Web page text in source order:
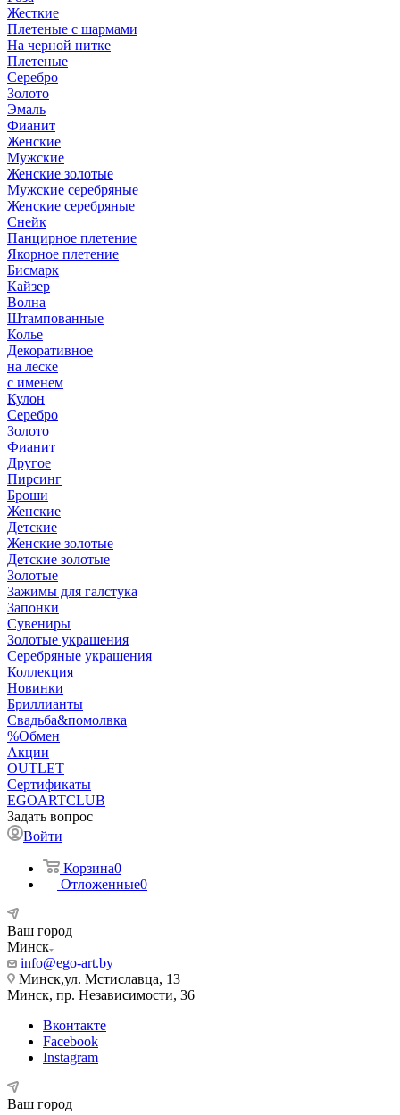
Жесткие
Плетеные с шармами
На черной нитке
Плетеные
Серебро
Золото
Эмаль
Фианит
Женские
Мужские
Женские золотые
Мужские серебряные
Женские серебряные
Снейк
Панцирное плетение
Якорное плетение
Бисмарк
Кайзер
Волна
Штампованные
Колье
Декоративное
на леске
с именем
Кулон
Серебро
Золото
Фианит
Другое
Пирсинг
Броши
Женские
Детские
Женские золотые
Детские золотые
Золотые
Зажимы для галстука
Запонки
Сувениры
Золотые украшения
Серебряные украшения
Коллекция
Новинки
Бриллианты
Свадьба&помолвка
%Обмен
Акции
OUTLET
Сертификаты
EGOARTCLUB
Задать вопрос
Войти
Корзина0
Отложенные0
Ваш город
Минск
info@ego-art.by
Минск,ул. Мстиславца, 13
Минск, пр. Независимости, 36
Вконтакте
Facebook
Instagram
Ваш город